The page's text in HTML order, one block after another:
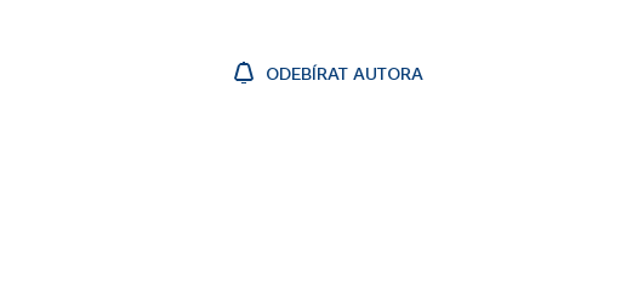
ODEBÍRAT AUTORA